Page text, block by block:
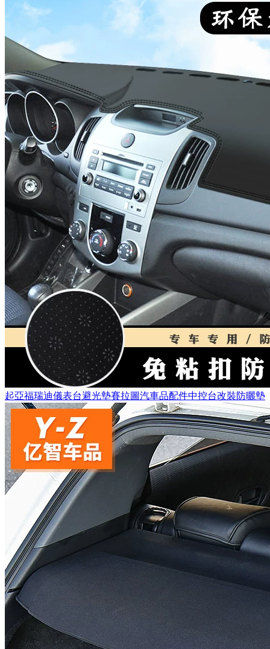
起亞福瑞迪儀表台避光墊賽拉圖汽車品配件中控台改裝防曬墊